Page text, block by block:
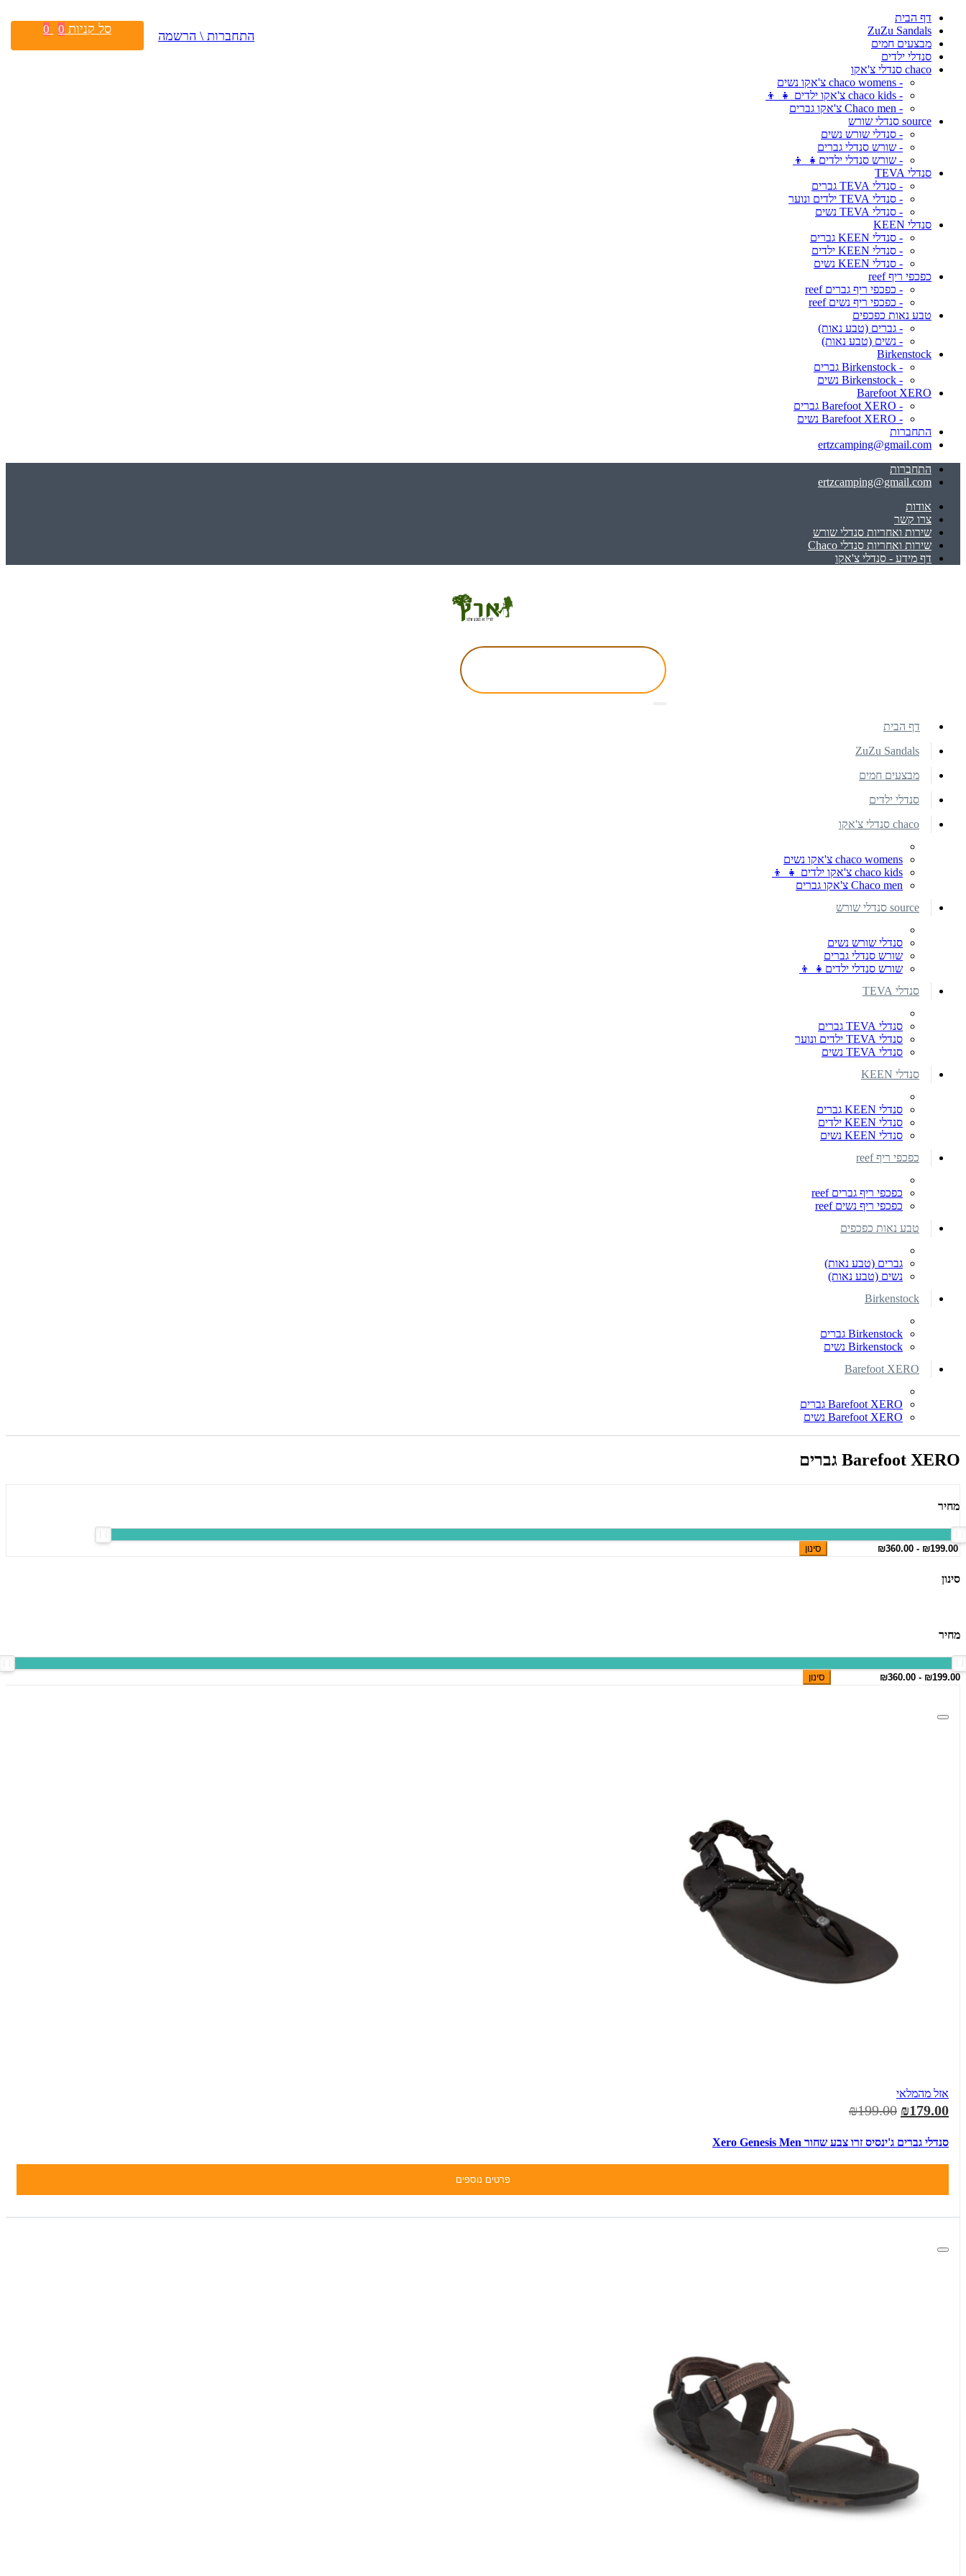
דף הבית
ZuZu Sandals
מבצעים חמים
סנדלי ילדים
chaco סנדלי צ'אקו
- chaco womens צ'אקו נשים
- chaco kids צ'אקו ילדים 👧 👦
- Chaco men צ'אקו גברים
source סנדלי שורש
- סנדלי שורש נשים
- שורש סנדלי גברים
- שורש סנדלי ילדים👧 👦
סנדלי TEVA
- סנדלי TEVA גברים
- סנדלי TEVA ילדים ונוער
- סנדלי TEVA נשים
סנדלי KEEN
- סנדלי KEEN גברים
- סנדלי KEEN ילדים
- סנדלי KEEN נשים
כפכפי ריף reef
- כפכפי ריף גברים reef
- כפכפי ריף נשים reef
טבע נאות כפכפים
- גברים (טבע נאות)
- נשים (טבע נאות)
Birkenstock
- Birkenstock גברים
- Birkenstock נשים
Barefoot XERO
- Barefoot XERO גברים
- Barefoot XERO נשים
התחברות
ertzcamping@gmail.com
התחברות
ertzcamping@gmail.com
אודות
צרו קשר
שירות ואחריות סנדלי שורש
שירות ואחריות סנדלי Chaco
דף מידע - סנדלי צ'אקו
התחברות \ הרשמה סל קניות 0
0
דף הבית
ZuZu Sandals
מבצעים חמים
סנדלי ילדים
chaco סנדלי צ'אקו
chaco womens צ'אקו נשים
chaco kids צ'אקו ילדים 👧 👦
Chaco men צ'אקו גברים
source סנדלי שורש
סנדלי שורש נשים
שורש סנדלי גברים
שורש סנדלי ילדים👧 👦
סנדלי TEVA
סנדלי TEVA גברים
סנדלי TEVA ילדים ונוער
סנדלי TEVA נשים
סנדלי KEEN
סנדלי KEEN גברים
סנדלי KEEN ילדים
סנדלי KEEN נשים
כפכפי ריף reef
כפכפי ריף גברים reef
כפכפי ריף נשים reef
טבע נאות כפכפים
גברים (טבע נאות)
נשים (טבע נאות)
Birkenstock
Birkenstock גברים
Birkenstock נשים
Barefoot XERO
Barefoot XERO גברים
Barefoot XERO נשים
Barefoot XERO גברים
מחיר
סינון
סינון
מחיר
סינון
אזל מהמלאי
₪179.00
₪199.00
סנדלי גברים ג'ינסיס זרו צבע שחור Xero Genesis Men
פרטים נוספים